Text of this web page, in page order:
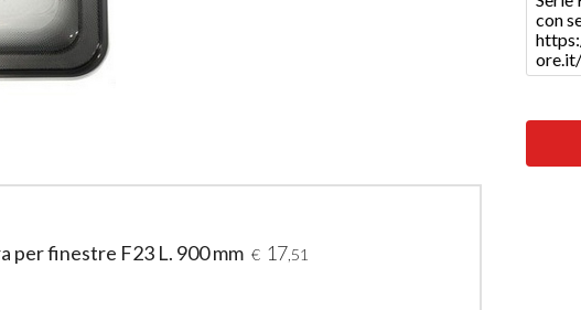
per finestre F23 L. 900 mm € 17,51